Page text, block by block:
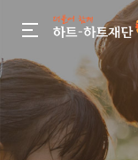
gnb menu open